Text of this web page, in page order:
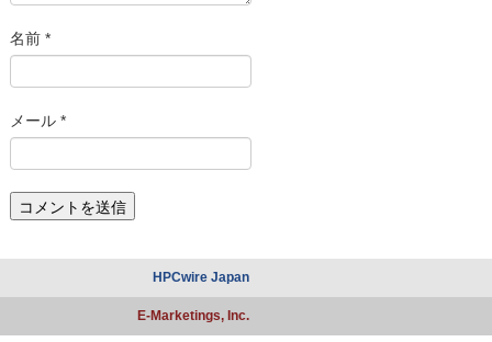
名前 *
メール *
HPCwire Japan
E-Marketings, Inc.